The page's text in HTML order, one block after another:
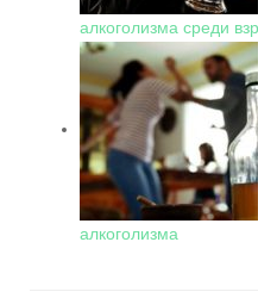
алкоголизма среди
алкоголизма